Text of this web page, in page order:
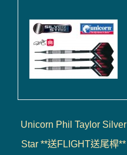
Unicorn Phil Taylor Silver
Star **送FLIGHT送尾桿**